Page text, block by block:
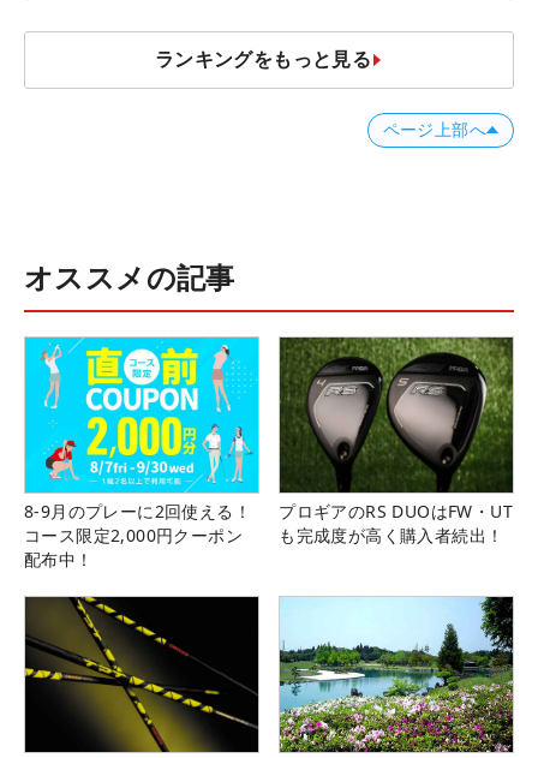
ランキングをもっと見る
ページ上部へ
オススメの記事
8-9月のプレーに2回使える！
コース限定2,000円クーポン
配布中！
プロギアのRS DUOはFW・UT
も完成度が高く購入者続出！